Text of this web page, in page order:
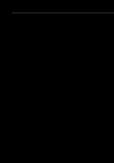
ihre
War das